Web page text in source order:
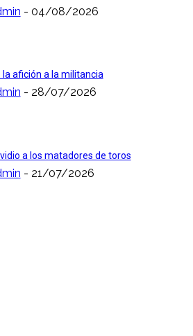
- 04/08/2026
la afición a la militancia
- 28/07/2026
a los matadores de toros
- 21/07/2026